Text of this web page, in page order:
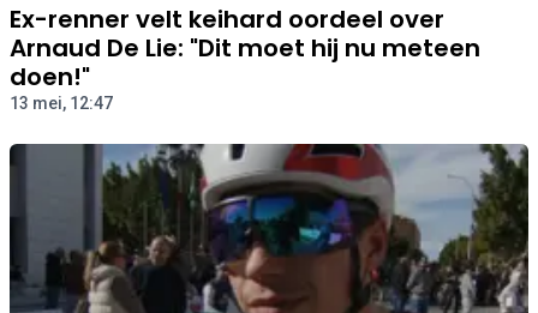
Ex-renner velt keihard oordeel over
Arnaud De Lie: "Dit moet hij nu meteen
doen!"
13 mei, 12:47